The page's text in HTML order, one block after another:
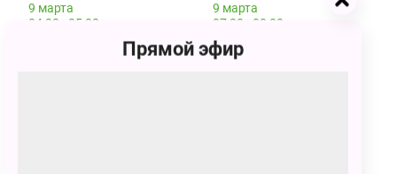
9 марта
04:00 - 05:00
9 марта
07:00 - 08:00
700 – 1500
КУПИТЬ БИЛЕТ
Прямой эфир